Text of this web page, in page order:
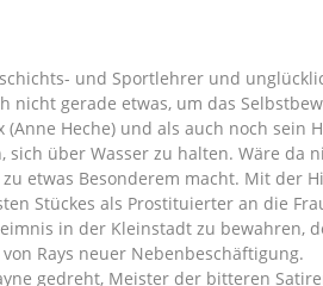
und Sportlehrer und
nicht gerade etwas, um das
Heche) und als auch noch sein
über Wasser zu halten. Wäre da
etwas Besonderem macht. Mit der
Stückes als Prostituierter an die
in der Kleinstadt zu bewahren,
Rays neuer Nebenbeschäftigung.
gedreht, Meister der bitteren